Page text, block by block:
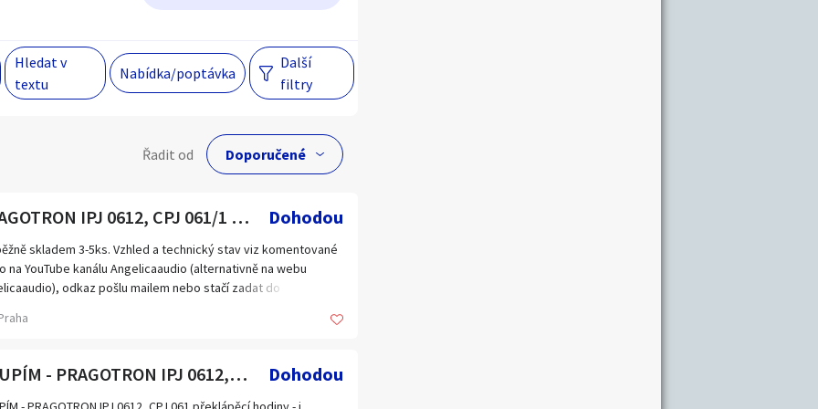
cena
Hlavní město Praha
Liberecký kraj
Olomoucký kraj
Hledat v
textu
Nabídka/poptávka
Další
filtry
Řadit od
PRAGOTRON IPJ 0612, CPJ 061/1 překlápěcí hodiny Dohodou
skladem 3-5ks. Vzhled a technický stav viz komentované
na YouTube kanálu Angelicaaudio (alternativně na webu
odkaz pošlu mailem nebo stačí zadat do
dle titulní fotky.
KOUPÍM - PRAGOTRON IPJ 0612, CPJ 061 překlápěcí hodiny Dohodou
Hlavní město Praha
Jihomoravský kraj
Večer
s personalizací nabídek, zasíláním
materiálů a upozornění.